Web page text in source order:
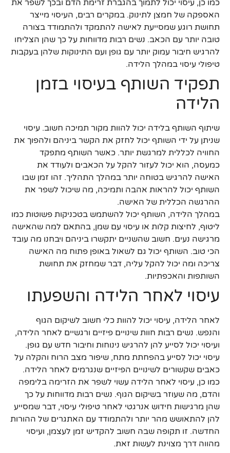
כמו כן, עיסוי יכול לתמוך בהגברת זרימת הדם ובכך לשפר את
האספקה של חמצן לתינוק. במקרים רבים, העיסוי מייצר
תחושת רוגע שמסייעת לאישה להתמקד ולהתמודד בצורה
טובה יותר עם הכאב. נשים רבות מדווחות על כך שהן הצליחו
להרגיש חיבור עמוק יותר עם גופן ועם התינוקות שלהן בעקבות
טיפולי עיסוי במהלך הלידה.
תפקיד השותף בעיסוי בזמן
הלידה
שיתוף השותף בלידה יכול להוות מקור תמיכה חשוב. עיסוי
שניתן על ידי השותף יכול לחזק את הקשר ביניהם ולהפוך את
החוויה לכללית למרגשת יותר. כאשר השותף מתפקד
כמעסה, הוא יכול לעזור להקל על הכאבים ולעודד את
האישה להרגיש בטוחה יותר במהלך התהליך. זהו זמן שבו
השותף יכול להראות אהבה ותמיכה, מה שיכול לשפר את
ההרגשה הכללית של האישה.
במהלך הלידה, השותף יכול להשתמש בטכניקות פשוטות כמו
ליטוף, לחיצות קלות או עיסוי עם שמן, בהתאם למה שהאישה
מרגישה נעים. חשוב שהשניים יתקשרו ביניהם ויבחנו מה עובד
הכי טוב. השותף יכול גם לשאול באופן פתוח מה האישה
צריכה ומה יכול להקל עליה, דבר שמחזק את תחושת
השותפות והאכפתיות.
עיסוי לאחר הלידה והשפעתו
לאחר הלידה, עיסוי יכול להוות כלי חשוב לשיקום הגוף
והנפש. נשים רבות חוות שינויים פיזיים ורגשיים לאחר הלידה,
ועיסוי יכול לסייע להן להרגיש נינוחות וחיבור חדש עם גופן.
עיסוי יכול לסייע בהפחתת מתח, שיפור מצב הרוח והקלה על
כאבים שקשורים לשינויים הפיזיים שנגרמים לאחר הלידה.
כמו כן, עיסוי לאחר הלידה עשוי לשפר את הזרימה בלימפה
והדם, מה שעוזר בשיקום הגוף. נשים רבות מדווחות על כך
שהן מרגישות חידוש אנרגטי לאחר טיפולי עיסוי, דבר שמסייע
להן להתאושש מהר יותר ולהתמודד עם האתגרים של ההורות
החדשה. זו תקופה שבה חשוב להקדיש זמן לעצמן, ועיסוי
מהווה דרך מצוינת לעשות זאת.